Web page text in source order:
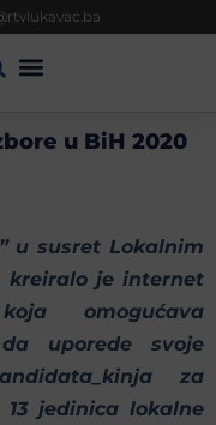
u BiH 2020
u susret Lokalnim
kreiralo je internet
omogućava
uporede svoje
za
jedinica lokalne